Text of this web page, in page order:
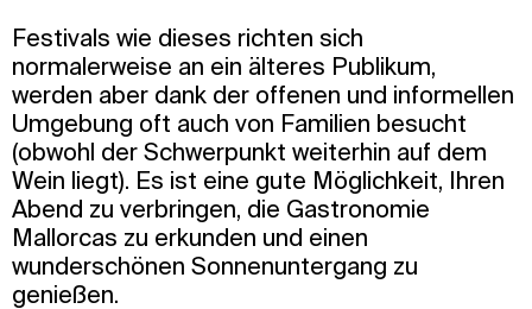
Festivals wie dieses richten sich
normalerweise an ein älteres Publikum,
werden aber dank der offenen und informellen
Umgebung oft auch von Familien besucht
(obwohl der Schwerpunkt weiterhin auf dem
Wein liegt). Es ist eine gute Möglichkeit, Ihren
Abend zu verbringen, die Gastronomie
Mallorcas zu erkunden und einen
wunderschönen Sonnenuntergang zu
genießen.